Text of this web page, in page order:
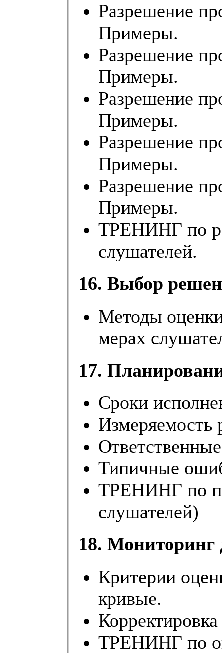
Разрешение
Примеры.
Разрешение
Примеры.
Разрешение
Примеры.
Разрешение
Примеры.
Разрешение
Примеры.
ТРЕНИНГ по
слушателей.
16. Выбор
Методы
мерах
17.
Сроки
Измеряемость
Типичные
ТРЕНИНГ по
слушателей)
18. Мониторинг
Критерии
кривые.
ТРЕНИНГ по